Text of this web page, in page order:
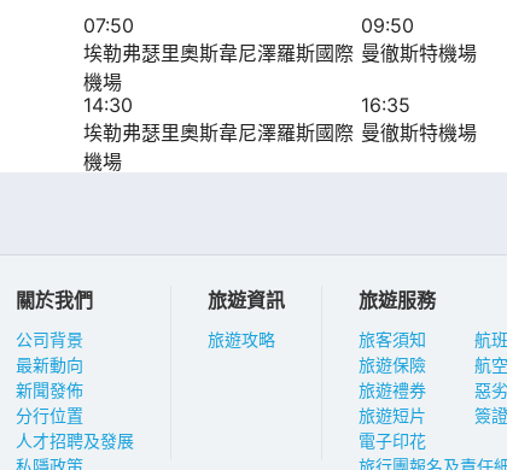
07:50
埃勒弗瑟里奧斯韋尼澤羅斯國際
機場
09:50
曼徹斯特機場
14:30
埃勒弗瑟里奧斯韋尼澤羅斯國際
機場
16:35
曼徹斯特機場
關於我們
公司背景
最新動向
新聞發佈
分行位置
人才招聘及發展
私隱政策
旅遊資訊
旅遊攻略
旅遊服務
旅客須知
旅遊保險
旅遊禮券
旅遊短片
電子印花
航
航
惡
簽
旅行團報名及責任